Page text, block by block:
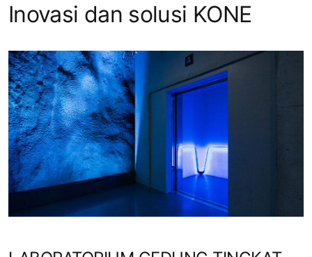
Inovasi dan solusi KONE